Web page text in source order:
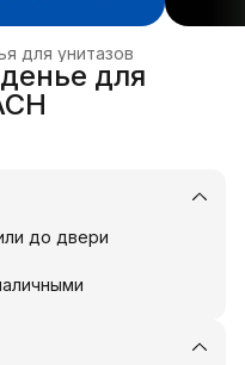
для унитазов
для
до двери